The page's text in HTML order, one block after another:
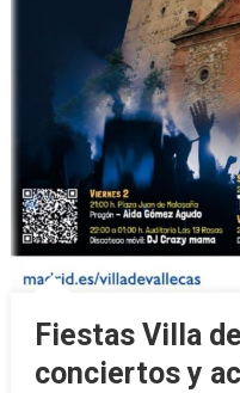
Fiestas Villa
conciertos y